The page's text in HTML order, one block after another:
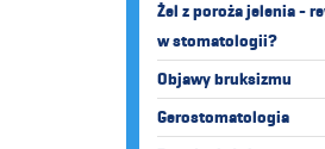
Żel z poroża jelenia -
w stomatologii?
Objawy bruksizmu
Gerostomatologia